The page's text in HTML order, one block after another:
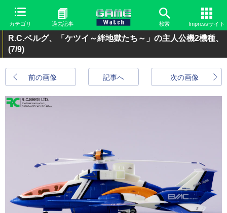
カテゴリ 過去記事 検索 Impressサイト
R.C.ベルグ、「ケツイ～絆地獄たち～」の主人公機2機種、
(7/9)
前の画像 次の画像
記事へ